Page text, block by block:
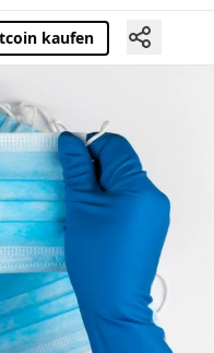
kaufen